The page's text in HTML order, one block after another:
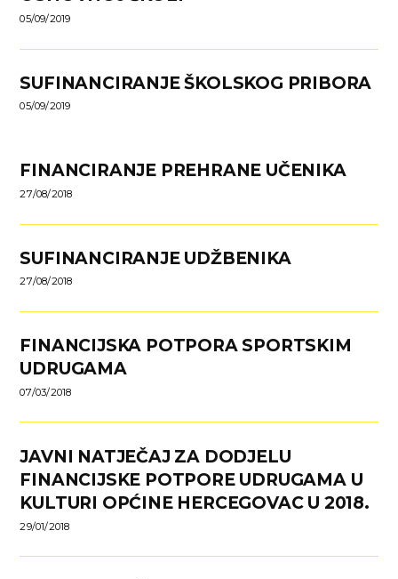
05/09/2019
SUFINANCIRANJE ŠKOLSKOG PRIBORA
05/09/2019
FINANCIRANJE PREHRANE UČENIKA
27/08/2018
SUFINANCIRANJE UDŽBENIKA
27/08/2018
FINANCIJSKA POTPORA SPORTSKIM
UDRUGAMA
07/03/2018
JAVNI NATJEČAJ ZA DODJELU
FINANCIJSKE POTPORE UDRUGAMA U
KULTURI OPĆINE HERCEGOVAC U 2018.
29/01/2018